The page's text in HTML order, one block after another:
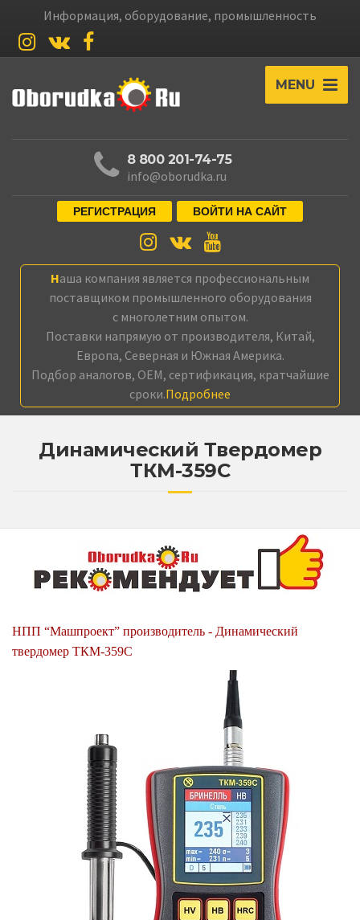
Информация, оборудование, промышленность
MENU
8 800 201-74-75
info@oborudka.ru
РЕГИСТРАЦИЯ ВОЙТИ НА САЙТ
Наша компания является профессиональным
поставщиком промышленного оборудования
с многолетним опытом.
Поставки напрямую от производителя, Китай,
Европа, Северная и Южная Америка.
Подбор аналогов, OEM, сертификация, кратчайшие
сроки.Подробнее
Динамический Твердомер
ТКМ-359С
НПП “Машпроект” производитель - Динамический
твердомер ТКМ-359С